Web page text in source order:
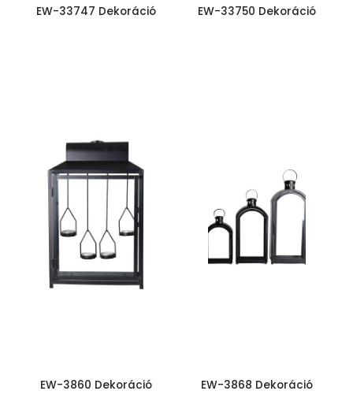
EW-33747 Dekoráció EW-33750 Dekoráció
EW-3860 Dekoráció EW-3868 Dekoráció